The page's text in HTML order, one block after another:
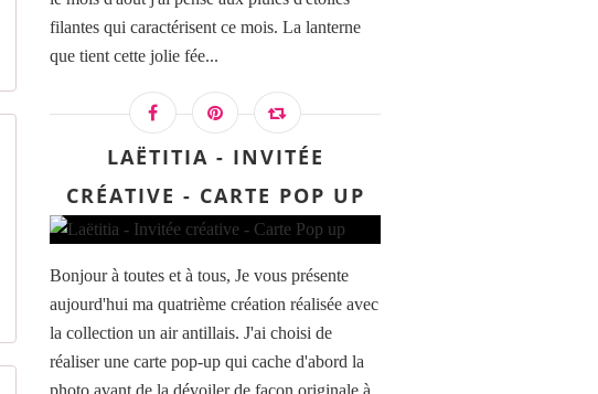
filantes qui caractérisent ce mois. La lanterne
que tient cette jolie fée...
LAËTITIA - INVITÉE
CRÉATIVE - CARTE POP UP
Bonjour à toutes et à tous, Je vous présente
aujourd'hui ma quatrième création réalisée avec
la collection un air antillais. J'ai choisi de
réaliser une carte pop-up qui cache d'abord la
photo avant de la dévoiler de façon originale à